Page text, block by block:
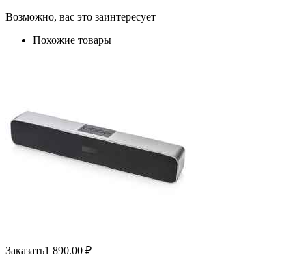
Возможно, вас это заинтересует
Похожие товары
Заказать1 890.00 ₽